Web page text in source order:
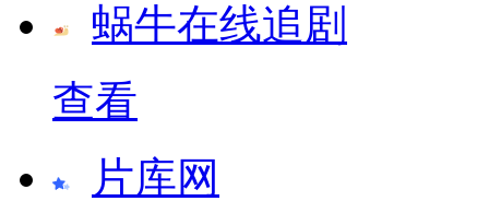
蜗牛在线追剧
查看
片库网